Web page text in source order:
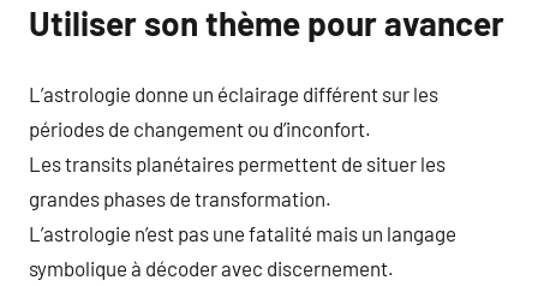
Utiliser son thème pour avancer
L’astrologie donne un éclairage différent sur les
périodes de changement ou d’inconfort.
Les transits planétaires permettent de situer les
grandes phases de transformation.
L’astrologie n’est pas une fatalité mais un langage
symbolique à décoder avec discernement.